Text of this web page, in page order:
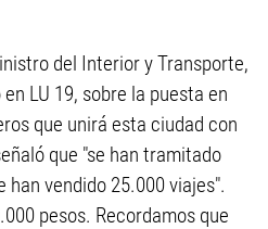
del Interior y Transporte,
LU 19, sobre la puesta en
que unirá esta ciudad con
que "se han tramitado
han vendido 25.000 viajes".
pesos. Recordamos que